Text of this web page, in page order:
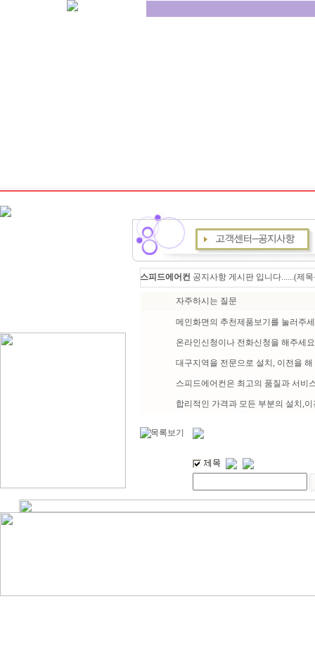
스피드에어컨 공지사항 게시판 입니다......(제
자주하시는 질문
메인화면의 추천제품보기를 눌러주
온라인신청이나 전화신청을 해주세
대구지역을 전문으로 설치, 이전을
스피드에어컨은 최고의 품질과 서비
합리적인 가격과 모든 부분의 설치,